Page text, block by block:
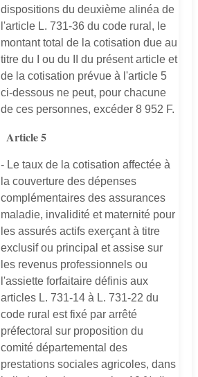
dispositions du deuxième alinéa de
l'article L. 731-36 du code rural, le
montant total de la cotisation due au
titre du I ou du II du présent article et
de la cotisation prévue à l'article 5
ci-dessous ne peut, pour chacune
de ces personnes, excéder 8 952 F.
Article 5
- Le taux de la cotisation affectée à
la couverture des dépenses
complémentaires des assurances
maladie, invalidité et maternité pour
les assurés actifs exerçant à titre
exclusif ou principal et assise sur
les revenus professionnels ou
l'assiette forfaitaire définis aux
articles L. 731-14 à L. 731-22 du
code rural est fixé par arrêté
préfectoral sur proposition du
comité départemental des
prestations sociales agricoles, dans